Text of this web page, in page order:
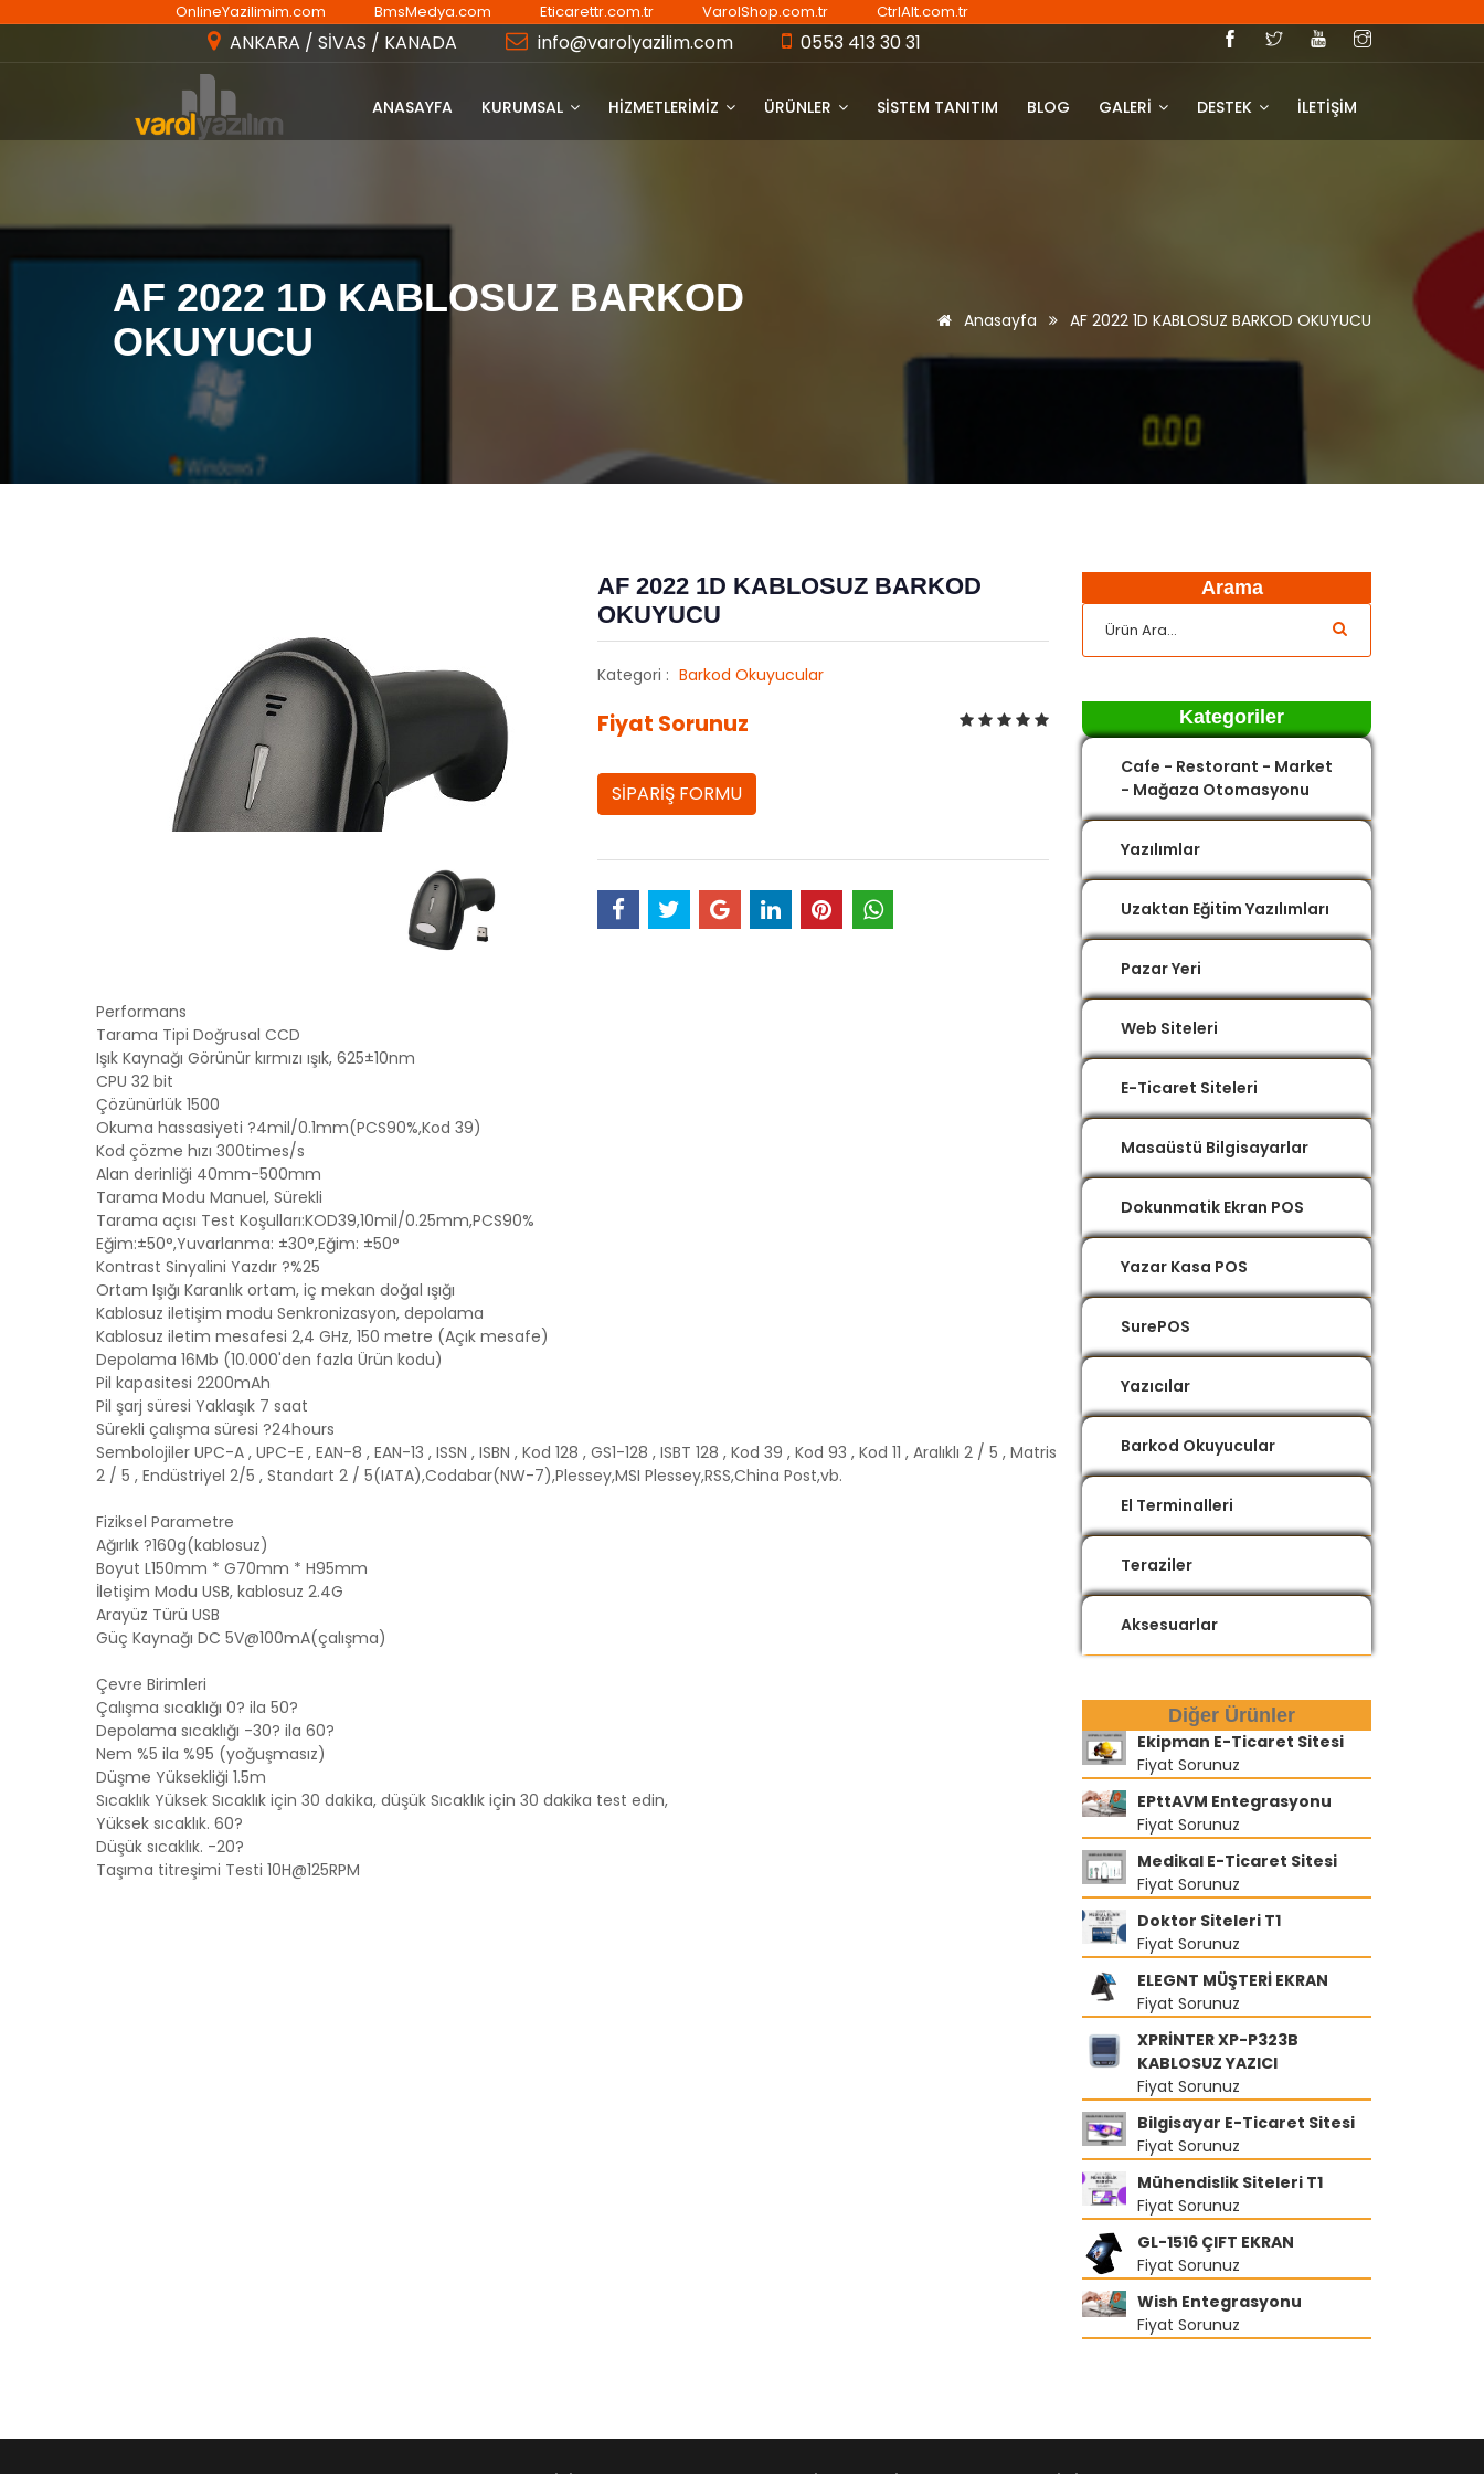
OnlineYazilimim.com BmsMedya.com Eticarettr.com.tr VarolShop.com.tr CtrlAlt.com.tr
ANKARA / SİVAS / KANADA info@varolyazilim.com 0553 413 30 31
ANASAYFA KURUMSAL HİZMETLERİMİZ ÜRÜNLER SISTEM TANITIM BLOG GALERİ DESTEK İLETİŞİM
AF 2022 1D KABLOSUZ BARKOD
OKUYUCU
Anasayfa AF 2022 1D KABLOSUZ BARKOD OKUYUCU
AF 2022 1D KABLOSUZ BARKOD
OKUYUCU
Kategori : Barkod Okuyucular
Fiyat Sorunuz
SİPARİŞ FORMU
Performans
Tarama Tipi Doğrusal CCD
Işık Kaynağı Görünür kırmızı ışık, 625±10nm
CPU 32 bit
Çözünürlük 1500
Okuma hassasiyeti ?4mil/0.1mm(PCS90%,Kod 39)
Kod çözme hızı 300times/s
Alan derinliği 40mm-500mm
Tarama Modu Manuel, Sürekli
Tarama açısı Test Koşulları:KOD39,10mil/0.25mm,PCS90%
Eğim:±50°,Yuvarlanma: ±30°,Eğim: ±50°
Kontrast Sinyalini Yazdır ?%25
Ortam Işığı Karanlık ortam, iç mekan doğal ışığı
Kablosuz iletişim modu Senkronizasyon, depolama
Kablosuz iletim mesafesi 2,4 GHz, 150 metre (Açık mesafe)
Depolama 16Mb (10.000'den fazla Ürün kodu)
Pil kapasitesi 2200mAh
Pil şarj süresi Yaklaşık 7 saat
Sürekli çalışma süresi ?24hours
Sembolojiler UPC-A , UPC-E , EAN-8 , EAN-13 , ISSN , ISBN , Kod 128 , GS1-128 , ISBT 128 , Kod 39 , Kod 93 , Kod 11 , Aralıklı 2 / 5 , Matris
2 / 5 , Endüstriyel 2/5 , Standart 2 / 5(IATA),Codabar(NW-7),Plessey,MSI Plessey,RSS,China Post,vb.
Fiziksel Parametre
Ağırlık ?160g(kablosuz)
Boyut L150mm * G70mm * H95mm
İletişim Modu USB, kablosuz 2.4G
Arayüz Türü USB
Güç Kaynağı DC 5V@100mA(çalışma)
Çevre Birimleri
Çalışma sıcaklığı 0? ila 50?
Depolama sıcaklığı -30? ila 60?
Nem %5 ila %95 (yoğuşmasız)
Düşme Yüksekliği 1.5m
Sıcaklık Yüksek Sıcaklık için 30 dakika, düşük Sıcaklık için 30 dakika test edin,
Yüksek sıcaklık. 60?
Düşük sıcaklık. -20?
Taşıma titreşimi Testi 10H@125RPM
Arama
Kategoriler
Cafe - Restorant - Market
- Mağaza Otomasyonu
Yazılımlar
Uzaktan Eğitim Yazılımları
Pazar Yeri
Web Siteleri
E-Ticaret Siteleri
Masaüstü Bilgisayarlar
Dokunmatik Ekran POS
Yazar Kasa POS
SurePOS
Yazıcılar
Barkod Okuyucular
El Terminalleri
Teraziler
Aksesuarlar
Diğer Ürünler
Ekipman E-Ticaret Sitesi
Fiyat Sorunuz
EPttAVM Entegrasyonu
Fiyat Sorunuz
Medikal E-Ticaret Sitesi
Fiyat Sorunuz
Doktor Siteleri T1
Fiyat Sorunuz
ELEGNT MÜŞTERİ EKRAN
Fiyat Sorunuz
XPRİNTER XP-P323B
KABLOSUZ YAZICI
Fiyat Sorunuz
Bilgisayar E-Ticaret Sitesi
Fiyat Sorunuz
Mühendislik Siteleri T1
Fiyat Sorunuz
GL-1516 ÇIFT EKRAN
Fiyat Sorunuz
Wish Entegrasyonu
Fiyat Sorunuz